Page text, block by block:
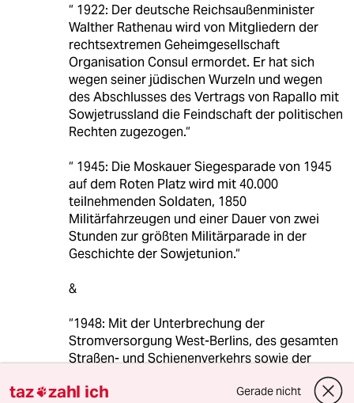
“ 1922: Der deutsche Reichsaußenminister
Walther Rathenau wird von Mitgliedern der
rechtsextremen Geheimgesellschaft
Organisation Consul ermordet. Er hat sich
wegen seiner jüdischen Wurzeln und wegen
des Abschlusses des Vertrags von Rapallo mit
Sowjetrussland die Feindschaft der politischen
Rechten zugezogen.“
“ 1945: Die Moskauer Siegesparade von 1945
auf dem Roten Platz wird mit 40.000
teilnehmenden Soldaten, 1850
Militärfahrzeugen und einer Dauer von zwei
Stunden zur größten Militärparade in der
Geschichte der Sowjetunion.“
&
“1948: Mit der Unterbrechung der
Stromversorgung West-Berlins, des gesamten
Straßen- und Schienenverkehrs sowie der
Westzonen durch die Sowjetunion beginnt die
taz zahl ich Gerade nicht